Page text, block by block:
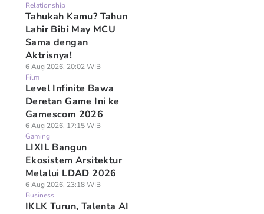
Relationship
Tahukah Kamu? Tahun
Lahir Bibi May MCU
Sama dengan
Aktrisnya!
6 Aug 2026, 20:02 WIB
Film
Level Infinite Bawa
Deretan Game Ini ke
Gamescom 2026
6 Aug 2026, 17:15 WIB
Gaming
LIXIL Bangun
Ekosistem Arsitektur
Melalui LDAD 2026
6 Aug 2026, 23:18 WIB
Business
IKLK Turun, Talenta AI